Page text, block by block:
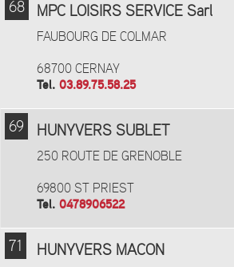
68 MPC LOISIRS SERVICE Sarl
FAUBOURG DE COLMAR
68700 CERNAY
Tel. 03.89.75.58.25
69 HUNYVERS SUBLET
250 ROUTE DE GRENOBLE
69800 ST PRIEST
Tel. 0478906522
71 HUNYVERS MACON